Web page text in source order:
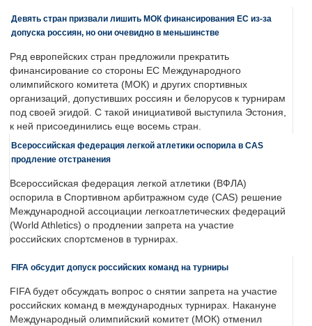
Девять стран призвали лишить МОК финансирования ЕС из-за
допуска россиян, но они очевидно в меньшинстве
Ряд европейских стран предложили прекратить
финансирование со стороны ЕС Международного
олимпийского комитета (МОК) и других спортивных
организаций, допустивших россиян и белорусов к турнирам
под своей эгидой. С такой инициативой выступила Эстония,
к ней присоединились еще восемь стран.
Всероссийская федерация легкой атлетики оспорила в CAS
продление отстранения
Всероссийская федерация легкой атлетики (ВФЛА)
оспорила в Спортивном арбитражном суде (CAS) решение
Международной ассоциации легкоатлетических федераций
(World Athletics) о продлении запрета на участие
российских спортсменов в турнирах.
FIFA обсудит допуск российских команд на турниры
FIFA будет обсуждать вопрос о снятии запрета на участие
российских команд в международных турнирах. Накануне
Международный олимпийский комитет (МОК) отменил